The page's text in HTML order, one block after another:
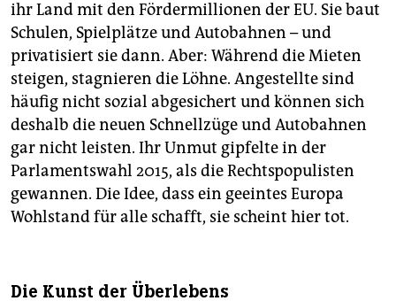
ihr Land mit den Fördermillionen der EU. Sie baut
Schulen, Spielplätze und Autobahnen – und
privatisiert sie dann. Aber: Während die Mieten
steigen, stagnieren die Löhne. Angestellte sind
häufig nicht sozial abgesichert und können sich
deshalb die neuen Schnellzüge und Autobahnen
gar nicht leisten. Ihr Unmut gipfelte in der
Parlamentswahl 2015, als die Rechtspopulisten
gewannen. Die Idee, dass ein geeintes Europa
Wohlstand für alle schafft, sie scheint hier tot.
Die Kunst der Überlebens